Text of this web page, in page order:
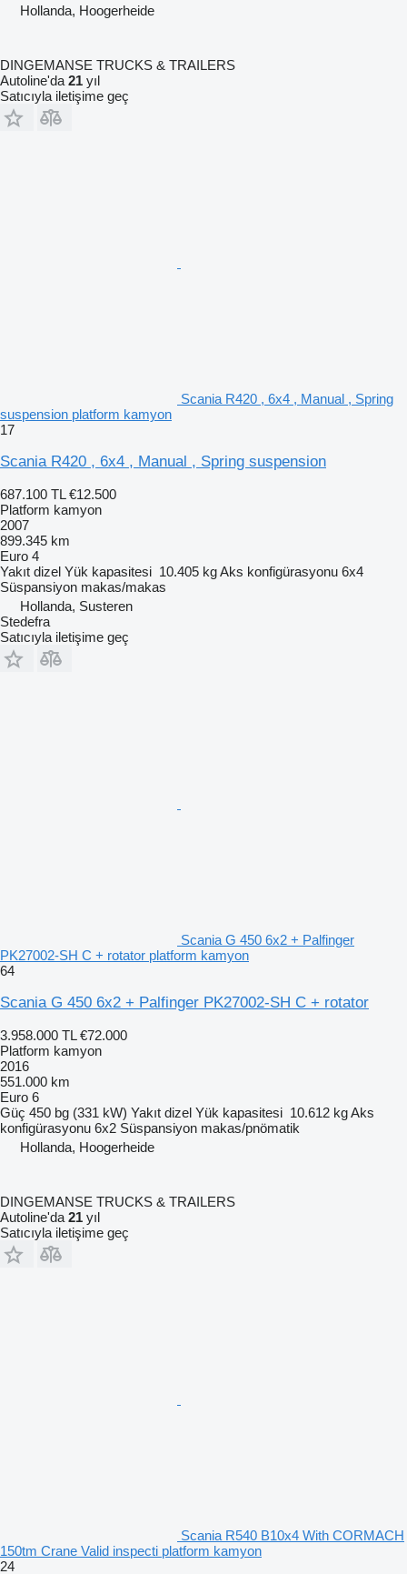
Hollanda, Hoogerheide
DINGEMANSE TRUCKS & TRAILERS
Autoline'da 21 yıl
Satıcıyla iletişime geç
Scania R420 , 6x4 , Manual , Spring
suspension platform kamyon
17
Scania R420 , 6x4 , Manual , Spring suspension
687.100 TL €12.500
Platform kamyon
2007
899.345 km
Euro 4
Yakıt dizel Yük kapasitesi 10.405 kgAks konfigürasyonu 6x4
Süspansiyon makas/makas
Hollanda, Susteren
Stedefra
Satıcıyla iletişime geç
Scania G 450 6x2 + Palfinger
PK27002-SH C + rotator platform kamyon
64
Scania G 450 6x2 + Palfinger PK27002-SH C + rotator
3.958.000 TL €72.000
Platform kamyon
2016
551.000 km
Euro 6
Güç 450 bg (331 kW) Yakıt dizel Yük kapasitesi 10.612 kgAks
konfigürasyonu 6x2 Süspansiyon makas/pnömatik
Hollanda, Hoogerheide
DINGEMANSE TRUCKS & TRAILERS
Autoline'da 21 yıl
Satıcıyla iletişime geç
Scania R540 B10x4 With CORMACH
150tm Crane Valid inspecti platform kamyon
24